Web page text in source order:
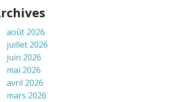
août 2026
juillet 2026
juin 2026
mai 2026
avril 2026
mars 2026